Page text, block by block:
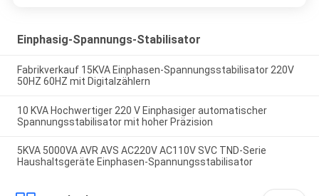
Einphasig-Spannungs-Stabilisator
Fabrikverkauf 15KVA Einphasen-Spannungsstabilisator 220V
50HZ 60HZ mit Digitalzählern
10 KVA Hochwertiger 220 V Einphasiger automatischer
Spannungsstabilisator mit hoher Präzision
5KVA 5000VA AVR AVS AC220V AC110V SVC TND-Serie
Haushaltsgeräte Einphasen-Spannungsstabilisator